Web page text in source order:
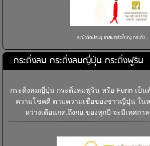
ระฆังติดประตู ขาสมอเรือใหญ่ กระดิ่ง...
กระดิ่งลม กระดิ่งลมญี่ปุ่น กระดิ่งฟูริน
กระดิ่งลมญี่ปุ่น กระดิ่งลมฟูริน หรือ Furin เป็
ความโชคดี ตามความเชื่อของชาวญี่ปุ่น ใน
หว่างเดือนกค.ถึงกย.ของทุกปี จะมีเทศกาล